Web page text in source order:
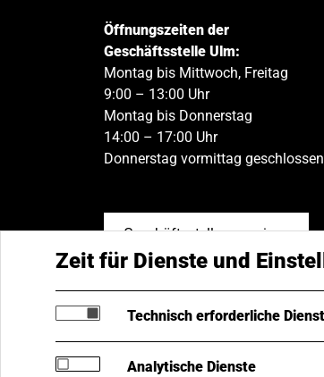
Öffnungszeiten der
Geschäftsstelle Ulm:
Montag bis Mittwoch, Freitag
9:00 – 13:00 Uhr
Montag bis Donnerstag
14:00 – 17:00 Uhr
Donnerstag vormittag geschlossen
Geschäftsstellen anzeigen